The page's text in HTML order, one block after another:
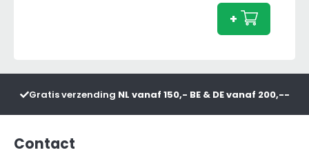
aantal
+
Gratis verzending NL vanaf 150,- BE & DE vanaf 200,--
Contact